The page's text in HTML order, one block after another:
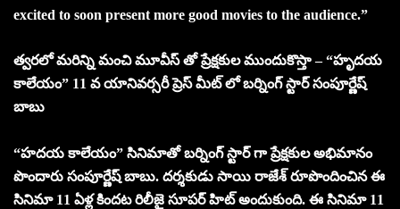
excited to soon present more good movies to the audience.”
త్వరలో మరిన్ని మంచి మూవీస్ తో ప్రేక్షకుల ముందుకొస్తా – “హృదయ
కాలేయం” 11 వ యానివర్సరీ ప్రెస్ మీట్ లో బర్నింగ్ స్టార్ సంపూర్ణేష్
బాబు
“హదయ కాలేయం” సినిమాతో బర్నింగ్ స్టార్ గా ప్రేక్షకుల అభిమానం
పొందారు సంపూర్ణేష్ బాబు. దర్శకుడు సాయి రాజేశ్ రూపొందించిన ఈ
సినిమా 11 ఏళ్ల కిందట రిలీజై సూపర్ హిట్ అందుకుంది. ఈ సినిమా 11